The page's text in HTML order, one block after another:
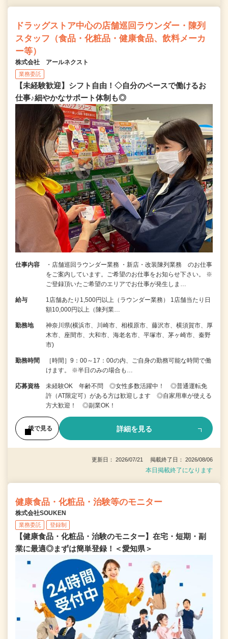
ドラッグストア中心の店舗巡回ラウンダー・陳列
スタッフ（食品・化粧品・健康食品、飲料メーカ
ー等）
株式会社 アールネクスト
業務委託
【未経験歓迎】シフト自由！◇自分のペースで働けるお
仕事♪細やかなサポート体制も◎
仕事内容
・店舗巡回ラウンダー業務 ・新店・改装陳列業務 のお仕事
をご案内しています。ご希望のお仕事をお知らせ下さい。 ※
ご登録頂いたご希望のエリアでお仕事が発生しま…
給与
1店舗あたり1,500円以上（ラウンダー業務） 1店舗当たり日
額10,000円以上（陳列業…
勤務地
神奈川県(横浜市、川崎市、相模原市、藤沢市、横須賀市、厚
木市、座間市、大和市、海老名市、平塚市、茅ヶ崎市、秦野
市)
勤務時間
［時間］9：00～17：00の内、ご自身の勤務可能な時間で働
けます。 ※半日のみの場合も…
応募資格
未経験OK 年齢不問 ◎女性多数活躍中！ ◎普通運転免
許（AT限定可）がある方は歓迎します ◎自家用車が使える
方大歓迎！ ◎副業OK！
後で見る 詳細を見る
更新日： 2026/07/21 掲載終了日： 2026/08/06
本日掲載終了になります
健康食品・化粧品・治験等のモニター
株式会社SOUKEN
業務委託 登録制
【健康食品・化粧品・治験のモニター】在宅・短期・副
業に最適◎まずは簡単登録！＜愛知県＞